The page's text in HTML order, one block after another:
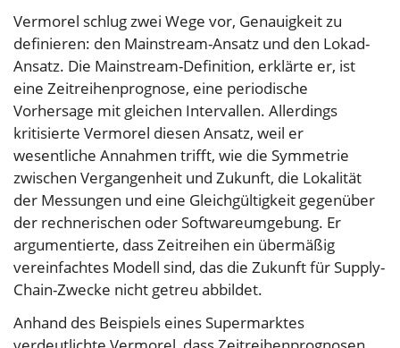
Vermorel schlug zwei Wege vor, Genauigkeit zu
definieren: den Mainstream-Ansatz und den Lokad-
Ansatz. Die Mainstream-Definition, erklärte er, ist
eine Zeitreihenprognose, eine periodische
Vorhersage mit gleichen Intervallen. Allerdings
kritisierte Vermorel diesen Ansatz, weil er
wesentliche Annahmen trifft, wie die Symmetrie
zwischen Vergangenheit und Zukunft, die Lokalität
der Messungen und eine Gleichgültigkeit gegenüber
der rechnerischen oder Softwareumgebung. Er
argumentierte, dass Zeitreihen ein übermäßig
vereinfachtes Modell sind, das die Zukunft für Supply-
Chain-Zwecke nicht getreu abbildet.
Anhand des Beispiels eines Supermarktes